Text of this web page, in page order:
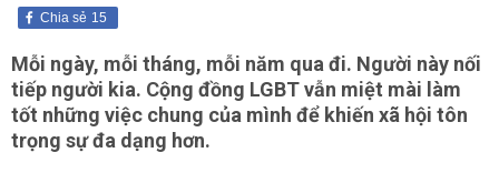
15
Chia sẻ
Mỗi ngày, mỗi tháng, mỗi năm qua đi. Người này nối
tiếp người kia. Cộng đồng LGBT vẫn miệt mài làm
tốt những việc chung của mình để khiến xã hội tôn
trọng sự đa dạng hơn.